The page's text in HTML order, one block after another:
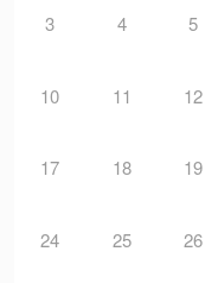
3 4 5
10 11 12
17 18 19
24 25 26